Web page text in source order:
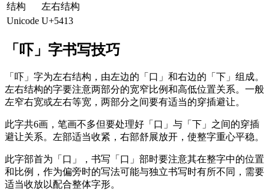
结构
左右结构
Unicode U+5413
「吓」字书写技巧
「吓」字为左右结构，由左边的「口」和右边的「下」组成。
左右结构的字要注意两部分的宽窄比例和高低位置关系。一般
左窄右宽或左右等宽，两部分之间要有适当的穿插避让。
此字共6画，笔画不多但要处理好「口」与「下」之间的穿插
避让关系。左部适当收紧，右部舒展放开，使整字重心平稳。
此字部首为「口」，书写「口」部时要注意其在整字中的位置
和比例，作为偏旁时的写法可能与独立书写时有所不同，需要
适当收放以配合整体字形。